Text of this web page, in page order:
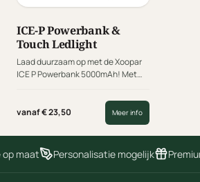
ICE-P Powerbank &
Touch Ledlight
Laad duurzaam op met de Xoopar
ICE P Powerbank 5000mAh! Met
Powerbank, deze milieuvriendelijke
en compacte powerbank is perfect
voor dagelijks gebruik en biedt tal
van handige functies die jouw
oplaadervaring verbeteren.
vanaf € 23,50 Meer info
maat Personalisatie mogelijk